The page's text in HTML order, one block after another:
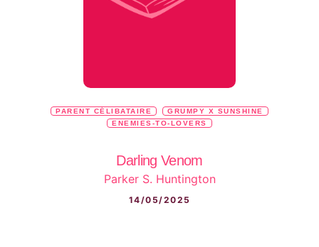
PARENT CÉLIBATAIRE
GRUMPY X SUNSHINE
ENEMIES-TO-LOVERS
Darling Venom
Parker S. Huntington
14/05/2025